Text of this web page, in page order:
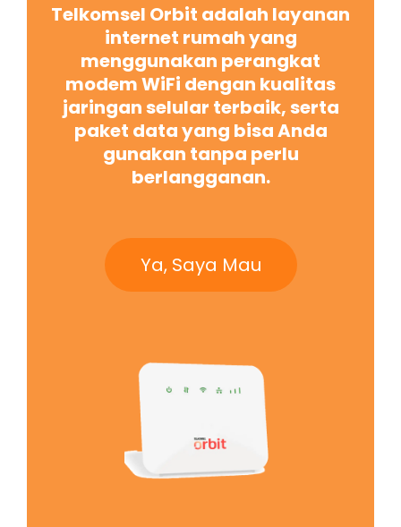
Telkomsel Orbit adalah layanan
internet rumah yang
menggunakan perangkat
modem WiFi dengan kualitas
jaringan selular terbaik, serta
paket data yang bisa Anda
gunakan tanpa perlu
berlangganan.
Ya, Saya Mau